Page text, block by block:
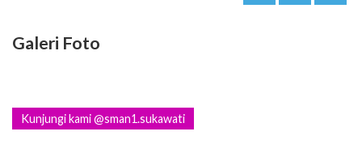
Galeri Foto
Kunjungi kami @sman1.sukawati